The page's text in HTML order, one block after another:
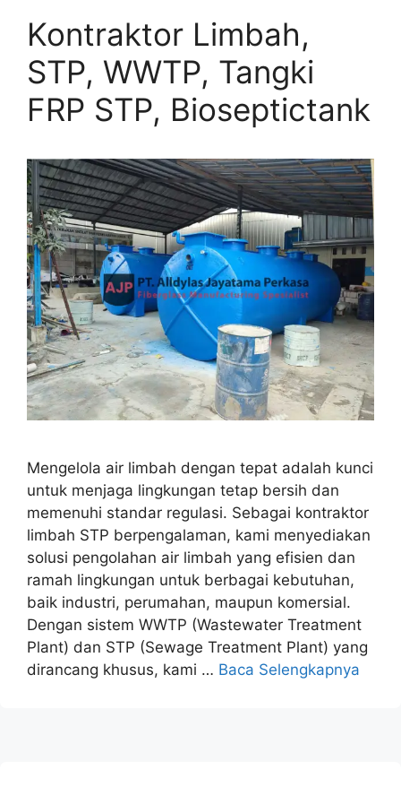
Kontraktor Limbah,
STP, WWTP, Tangki
FRP STP, Bioseptictank
Mengelola air limbah dengan tepat adalah kunci
untuk menjaga lingkungan tetap bersih dan
memenuhi standar regulasi. Sebagai kontraktor
limbah STP berpengalaman, kami menyediakan
solusi pengolahan air limbah yang efisien dan
ramah lingkungan untuk berbagai kebutuhan,
baik industri, perumahan, maupun komersial.
Dengan sistem WWTP (Wastewater Treatment
Plant) dan STP (Sewage Treatment Plant) yang
dirancang khusus, kami … Baca Selengkapnya